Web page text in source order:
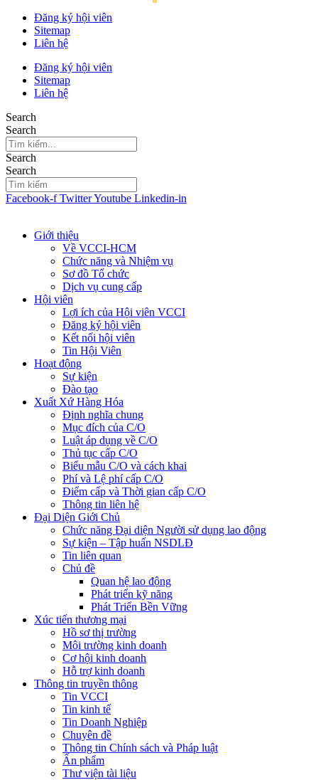
Đăng ký hội viên
Sitemap
Liên hệ
Đăng ký hội viên
Sitemap
Liên hệ
Search
Search
Search
Search
Facebook-f TwitterYoutube Linkedin-in
Giới thiệu
Về VCCI-HCM
Chức năng và Nhiệm vụ
Sơ đồ Tổ chức
Dịch vụ cung cấp
Hội viên
Lợi ích của Hội viên VCCI
Đăng ký hội viên
Kết nối hội viên
Tin Hội Viên
Hoạt động
Sự kiện
Đào tạo
Xuất Xứ Hàng Hóa
Định nghĩa chung
Mục đích của C/O
Luật áp dụng về C/O
Thủ tục cấp C/O
Biểu mẫu C/O và cách khai
Phí và Lệ phí cấp C/O
Điểm cấp và Thời gian cấp C/O
Thông tin liên hệ
Đại Diện Giới Chủ
Chức năng Đại diện Người sử dụng lao động
Sự kiện – Tập huấn NSDLĐ
Tin liên quan
Chủ đề
Quan hệ lao động
Phát triển kỹ năng
Phát Triển Bền Vững
Xúc tiến thương mại
Hồ sơ thị trường
Môi trường kinh doanh
Cơ hội kinh doanh
Hỗ trợ kinh doanh
Thông tin truyền thông
Tin VCCI
Tin kinh tế
Tin Doanh Nghiệp
Chuyên đề
Thông tin Chính sách và Pháp luật
Ấn phẩm
Thư viện tài liệu